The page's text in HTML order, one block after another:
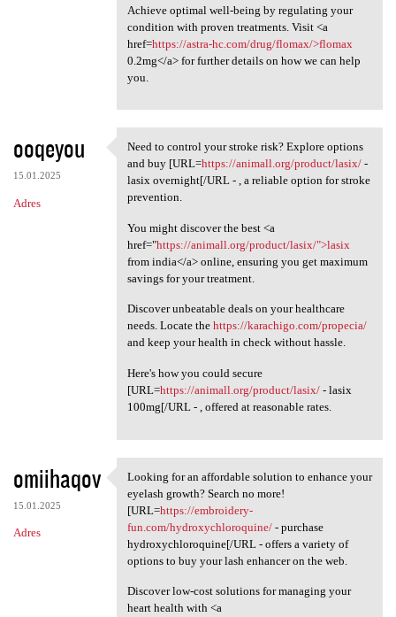
Achieve optimal well-being by regulating your
condition with proven treatments. Visit <a
href=https://astra-hc.com/drug/flomax/>flomax
0.2mg</a> for further details on how we can help
you.
ooqeyou
15.01.2025
Adres
Need to control your stroke
Need to control your stroke risk? Explore options
and buy [URL=https://animall.org/product/lasix/-
lasix overnight[/URL - , a reliable option for stroke
prevention.
You might discover the best <a
href="https://animall.org/product/lasix/">lasix
from india</a> online, ensuring you get maximum
savings for your treatment.
Discover unbeatable deals on your healthcare
needs. Locate the https://karachigo.com/propecia/
and keep your health in check without hassle.
Here's how you could secure
[URL=https://animall.org/product/lasix/- lasix
100mg[/URL - , offered at reasonable rates.
omiihaqov
15.01.2025
Adres
Looking for an affordable
Looking for an affordable solution to enhance your
eyelash growth? Search no more!
[URL=https://embroidery-
fun.com/hydroxychloroquine/- purchase
hydroxychloroquine[/URL - offers a variety of
options to buy your lash enhancer on the web.
Discover low-cost solutions for managing your
heart health with <a